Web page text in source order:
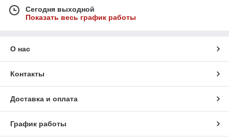
Сегодня выходной
Показать весь график работы
О нас
Контакты
Доставка и оплата
График работы